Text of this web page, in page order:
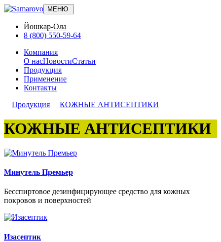
МЕНЮ
Йошкар-Ола
8 (800) 550-59-64
Компания
О насНовостиСтатьи
Продукция
Применение
Контакты
Продукция
КОЖНЫЕ АНТИСЕПТИКИ
КОЖНЫЕ АНТИСЕПТИКИ
Минутель Премьер
Беcспиртовое дезинфицирующее средство для кожных
покровов и поверхностей
Изасептик